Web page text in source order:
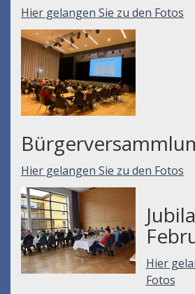
Hier gelangen Sie zu den Fotos
Hier gelangen Sie zu den Fotos
Hier
Fotos